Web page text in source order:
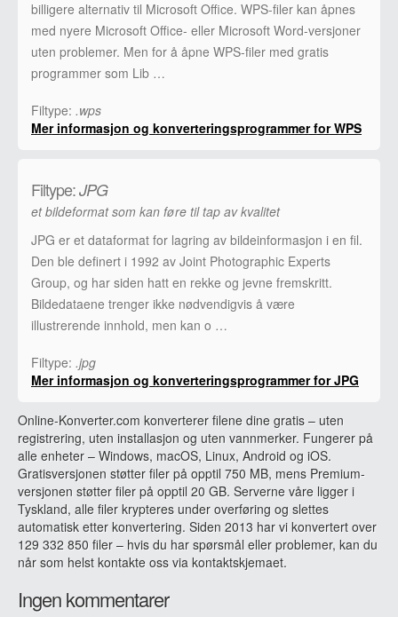
billigere alternativ til Microsoft Office. WPS-filer kan åpnes
med nyere Microsoft Office- eller Microsoft Word-versjoner
uten problemer. Men for å åpne WPS-filer med gratis
programmer som Lib …
Filtype: .wps
Mer informasjon og konverteringsprogrammer for WPS
Filtype:JPG
et bildeformat som kan føre til tap av kvalitet
JPG er et dataformat for lagring av bildeinformasjon i en fil.
Den ble definert i 1992 av Joint Photographic Experts
Group, og har siden hatt en rekke og jevne fremskritt.
Bildedataene trenger ikke nødvendigvis å være
illustrerende innhold, men kan o …
Filtype: .jpg
Mer informasjon og konverteringsprogrammer for JPG
Online-Konverter.com konverterer filene dine gratis – uten
registrering, uten installasjon og uten vannmerker. Fungerer på
alle enheter – Windows, macOS, Linux, Android og iOS.
Gratisversjonen støtter filer på opptil 750 MB, mens Premium-
versjonen støtter filer på opptil 20 GB. Serverne våre ligger i
Tyskland, alle filer krypteres under overføring og slettes
automatisk etter konvertering. Siden 2013 har vi konvertert over
129 332 850 filer – hvis du har spørsmål eller problemer, kan du
når som helst kontakte oss via kontaktskjemaet.
Ingen kommentarer